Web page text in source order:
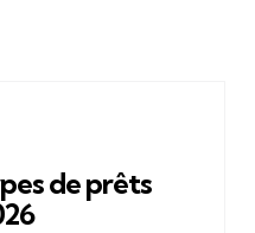
de prêts